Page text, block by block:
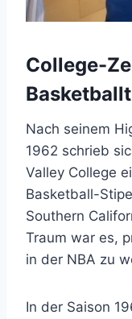
College-
Nach seinem
1962 schrieb
Valley College
Basketball-
Southern
Traum war es,
in der NBA zu
In der Saison